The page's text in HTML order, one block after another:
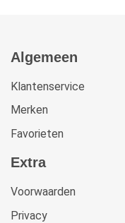
Algemeen
Klantenservice
Merken
Favorieten
Extra
Voorwaarden
Privacy